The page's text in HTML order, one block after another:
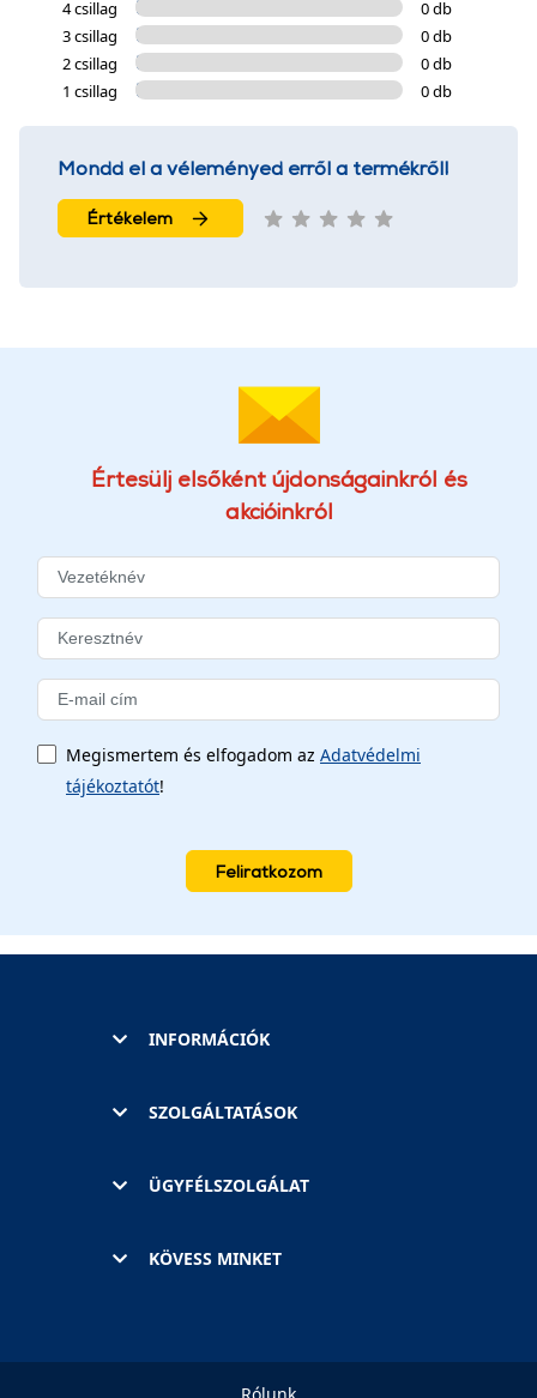
4 csillag
0 db
3 csillag
0 db
2 csillag
0 db
1 csillag
0 db
Mondd el a véleményed erről a termékről!
Értékelem
Értesülj elsőként újdonságainkról és
akcióinkról
Megismertem és elfogadom az Adatvédelmi
tájékoztatót!
Feliratkozom
INFORMÁCIÓK
SZOLGÁLTATÁSOK
ÜGYFÉLSZOLGÁLAT
KÖVESS MINKET
Rólunk